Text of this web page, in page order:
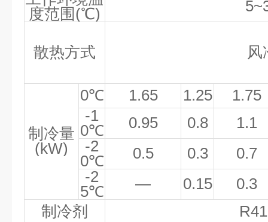
度范围(℃)
散热方式 风
制冷量
(kW)
0℃ 1.65 1.25
1.75
-1
0℃
0.95 0.8
1.1
-2
0℃ 0.5 0.3
0.7
-2
5℃ — 0.15
0.3
制冷剂